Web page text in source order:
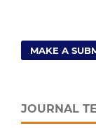
MAKE A
JOURNAL